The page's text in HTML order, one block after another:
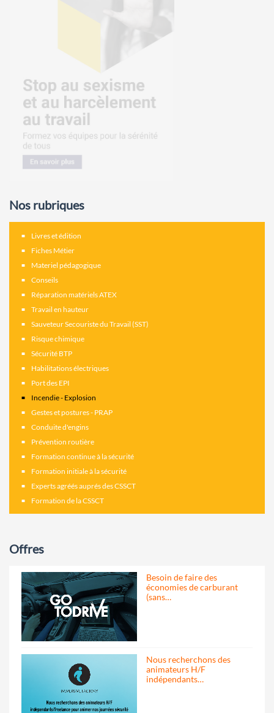
Nos rubriques
Livres et édition
Fiches Métier
Materiel pédagogique
Conseils
Réparation matériels ATEX
Travail en hauteur
Sauveteur Secouriste du Travail (SST)
Risque chimique
Sécurité BTP
Habilitations électriques
Port des EPI
Incendie - Explosion
Gestes et postures - PRAP
Conduite d'engins
Prévention routière
Formation continue à la sécurité
Formation initiale à la sécurité
Experts agréés auprés des CSSCT
Formation de la CSSCT
Offres
Besoin de faire des
économies de carburant
(sans…
Nous recherchons des
animateurs H/F
indépendants…